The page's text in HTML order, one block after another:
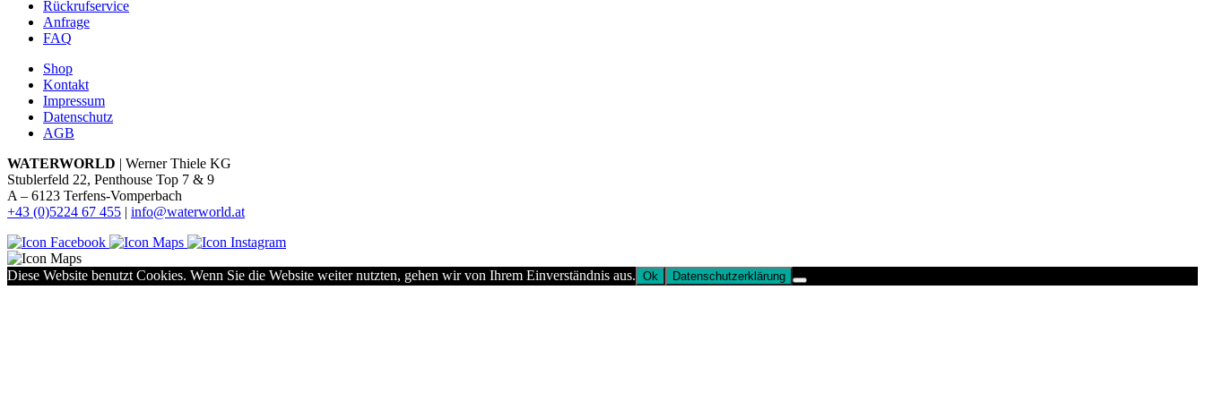
Rückrufservice
Anfrage
FAQ
Shop
Kontakt
Impressum
Datenschutz
AGB
WATERWORLD | Werner Thiele KG
Stublerfeld 22, Penthouse Top 7 & 9
A – 6123 Terfens-Vomperbach
+43 (0)5224 67 455 | info@waterworld.at
Diese Website benutzt Cookies. Wenn Sie die Website weiter nutzten, gehen wir von Ihrem Einverständnis aus. Ok Datenschutzerklärung